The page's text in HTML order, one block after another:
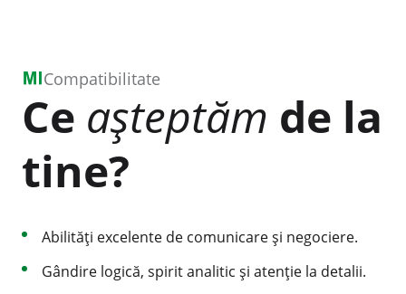
Compatibilitate
Ce așteptăm de la
tine?
Abilități excelente de comunicare și negociere.
Gândire logică, spirit analitic și atenție la detalii.